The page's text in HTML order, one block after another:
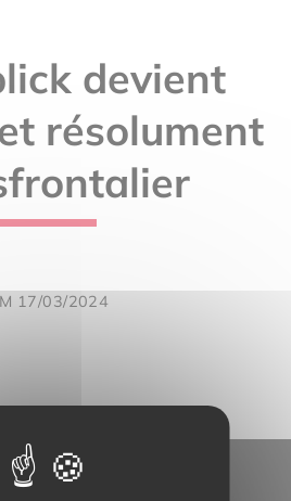
devient
résolument
17/03/2024